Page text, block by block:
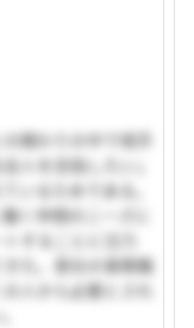
関わりの中で相手
人を目指したい」
いるためである。
く仲間のニーズに
することに注力
きた。貴社の事務職
人から必要とされ